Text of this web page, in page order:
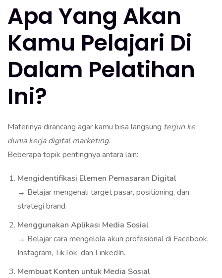
Apa Yang Akan
Kamu Pelajari Di
Dalam Pelatihan
Ini?
Materinya dirancang agar kamu bisa langsung terjun ke
dunia kerja digital marketing.
Beberapa topik pentingnya antara lain:
Mengidentifikasi Elemen Pemasaran Digital
→ Belajar mengenali target pasar, positioning, dan
strategi brand.
Menggunakan Aplikasi Media Sosial
→ Belajar cara mengelola akun profesional di Facebook,
Instagram, TikTok, dan LinkedIn.
Membuat Konten untuk Media Sosial